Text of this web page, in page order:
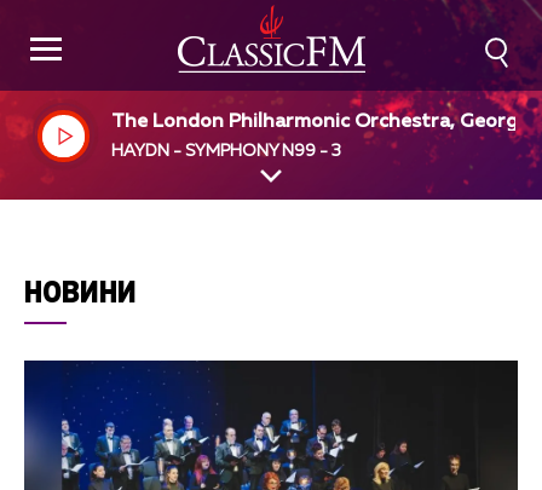
The London Philharmonic Orchestra, Georg
ti, dir
HAYDN - SYMPHONY N99 - 3
НОВИНИ